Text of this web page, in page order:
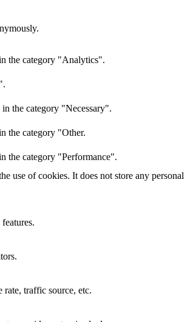
the category "Analytics".
the category "Necessary".
the category "Other.
the category "Performance".
use of cookies. It does not store any personal
traffic source, etc.